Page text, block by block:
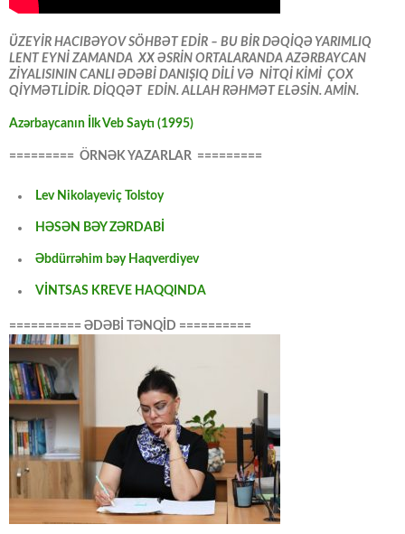
ÜZEYİR HACIBƏYOV SÖHBƏT EDİR – BU BİR DƏQİQƏ YARIMLIQ
LENT EYNİ ZAMANDA XX ƏSRİN ORTALARANDA AZƏRBAYCAN
ZİYALISININ CANLI ƏDƏBİ DANIŞIQ DİLİ VƏ NİTQİ KİMİ ÇOX
QİYMƏTLİDİR. DİQQƏT EDİN. ALLAH RƏHMƏT ELƏSİN. AMİN.
Azərbaycanın İlk Veb Saytı (1995)
========= ÖRNƏK YAZARLAR =========
Lev Nikolayeviç Tolstoy
HƏSƏN BƏY ZƏRDABİ
Əbdürrəhim bəy Haqverdiyev
VİNTSAS KREVE HAQQINDA
========== ƏDƏBİ TƏNQİD ==========